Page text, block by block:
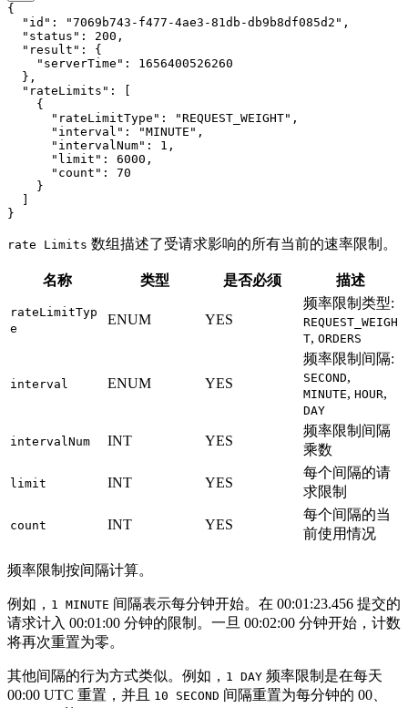
{
  "id"
: "7069b743-f477-4ae3-81db-db9b8df085d2" ,
  "status"
: 200 ,
  "result"
: {
    "serverTime"
: 1656400526260
  },
  "rateLimits"
: [
    {
      "rateLimitType"
: "REQUEST_WEIGHT" ,
      "interval"
: "MINUTE" ,
      "intervalNum"
: 1 ,
      "limit"
: 6000 ,
      "count"
: 70
    }
}
rate Limits 数组描述了受请求影响的所有当前的速率限制。
名称 类型 是否必须 描述
rateLimitTyp
e
ENUM YES
频率限制类型:
REQUEST_WEIGH
T, ORDERS
interval ENUM YES
频率限制间隔:
SECOND,
MINUTE, HOUR,
DAY
intervalNum INT YES
频率限制间隔
乘数
limit INT YES
每个间隔的请
求限制
count INT YES
每个间隔的当
前使用情况
频率限制按间隔计算。
例如， 1 MINUTE 间隔表示每分钟开始。在 00:01:23.456 提交的
请求计入 00:01:00 分钟的限制。一旦 00:02:00 分钟开始，计数
将再次重置为零。
其他间隔的行为方式类似。例如， 1 DAY 频率限制是在每天
00:00 UTC 重置，并且
10 SECOND 间隔重置为每分钟的 00、